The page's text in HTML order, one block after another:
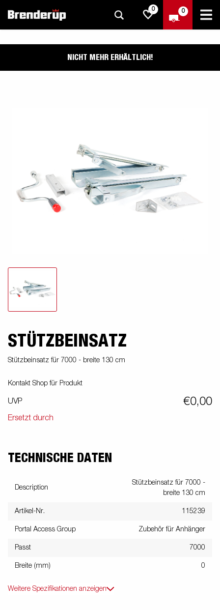
0 0
NICHT MEHR ERHÄLTLICH!
STÜTZBEINSATZ
Stützbeinsatz für 7000 - breite 130 cm
Kontakt Shop für Produkt
UVP €0,00
Ersetzt durch
TECHNISCHE DATEN
Description
Stützbeinsatz für 7000 -
breite 130 cm
Artikel-Nr. 115239
Portal Access Group Zubehör für Anhänger
Passt 7000
Breite (mm) 0
Weitere Spezifikationen anzeigen